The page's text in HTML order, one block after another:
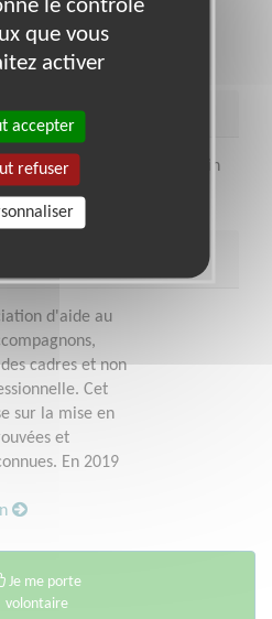
les outils techniques et
par mois de septembre à juin
distance
Association
d'aide au
cadres et non
Cet
sur la mise en
et
En 2019
Je me porte
volontaire
le contrôle
que vous
activer
accepter
refuser